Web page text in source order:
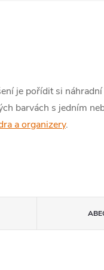
je pořídit si
barvách s jedním
a organizery.